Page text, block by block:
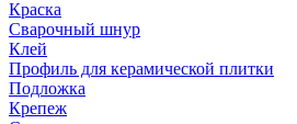
Краска
Сварочный шнур
Клей
Профиль для керамической плитки
Подложка
Крепеж